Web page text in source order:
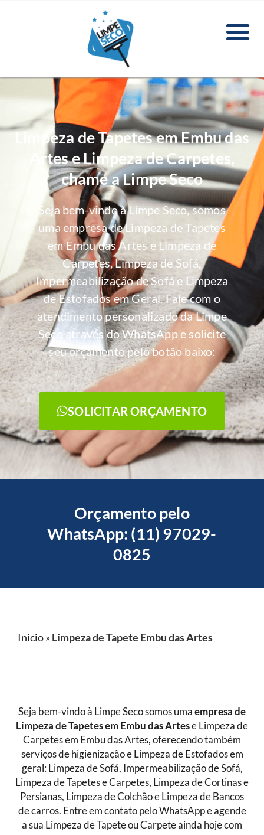
Limpeza de Tapetes em Embu das
Artes e Limpeza de Carpetes,
chame a Limpe Seco
Seja bem-vindo à Limpe Seco, somos
uma empresa de Limpeza de Tapetes
em Embu das Artes e Limpeza de
Carpetes, Limpeza de Sofá,
Impermeabilização de Sofá e Limpeza
de Estofados em Geral. Fale com o
atendimento personalizado da Limpe
Seco através do WhatsApp e solicite
seu orçamento pelo botão baixo:
SOLICITAR ORÇAMENTO
Orçamento pelo
WhatsApp: (11) 97029-
0825
Início» Limpeza de Tapete Embu das Artes
Seja bem-vindo à Limpe Seco somos uma empresa de
Limpeza de Tapetesem Embu das Artese Limpeza de
Carpetes em Embu das Artes, oferecendo também
serviços de higienização e Limpeza de Estofados em
geral: Limpeza de Sofá, Impermeabilização de Sofá,
Limpeza de Tapetes e Carpetes, Limpeza de Cortinas e
Persianas, Limpeza de Colchão e Limpeza de Bancos
de carros. Entre em contato pelo WhatsApp e agende
a sua Limpeza de Tapete ou Carpete ainda hoje com